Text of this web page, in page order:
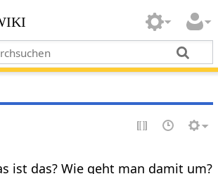
ist das? Wie geht man damit um?